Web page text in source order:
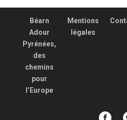
Béarn
Adour
Pyrénées,
des
chemins
pour
l’Europe
Mentions
légales